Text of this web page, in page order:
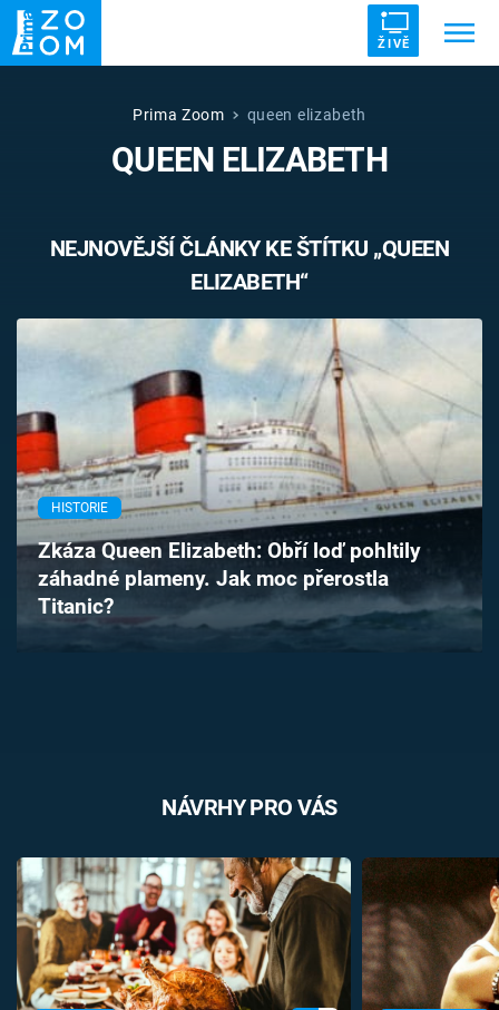
ŽIVĚ
ZRÁDCI UFO DRUHÁ SVĚTOVÁ VÁLKA
VETŘELCI DÁVNOVĚKU
Témata
Pořady
TV Program
Časopis
Sledujte prima+
Přihlášení
Prima Zoom queen elizabeth
QUEEN ELIZABETH
NEJNOVĚJŠÍ ČLÁNKY KE ŠTÍTKU „QUEEN
ELIZABETH“
HISTORIE
Zkáza Queen Elizabeth: Obří loď pohltily
záhadné plameny. Jak moc přerostla
Titanic?
NÁVRHY PRO VÁS